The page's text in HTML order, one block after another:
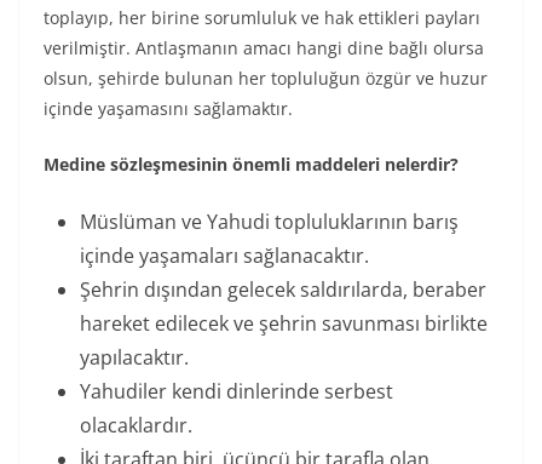
toplayıp, her birine sorumluluk ve hak ettikleri payları
verilmiştir. Antlaşmanın amacı hangi dine bağlı olursa
olsun, şehirde bulunan her topluluğun özgür ve huzur
içinde yaşamasını sağlamaktır.
Medine sözleşmesinin önemli maddeleri nelerdir?
Müslüman ve Yahudi topluluklarının barış
içinde yaşamaları sağlanacaktır.
Şehrin dışından gelecek saldırılarda, beraber
hareket edilecek ve şehrin savunması birlikte
yapılacaktır.
Yahudiler kendi dinlerinde serbest
olacaklardır.